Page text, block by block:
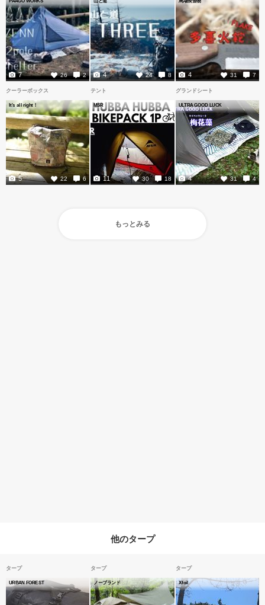
26 2
7 24 8
4 31 7
4
クーラーボックス
It's all right！
22 6
5
テント
MSR
30 18
11
グランドシート
ULTRA GOOD LUCK
31 4
4
もっとみる
他のタープ
タープ
URBAN FOREST
タープ
ノーブランド
タープ
Xfoil